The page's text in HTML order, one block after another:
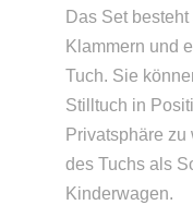
Das Set
Klammern und
Tuch. Sie
Stilltuch in
Privatsphäre
des Tuchs als
Kinderwagen.